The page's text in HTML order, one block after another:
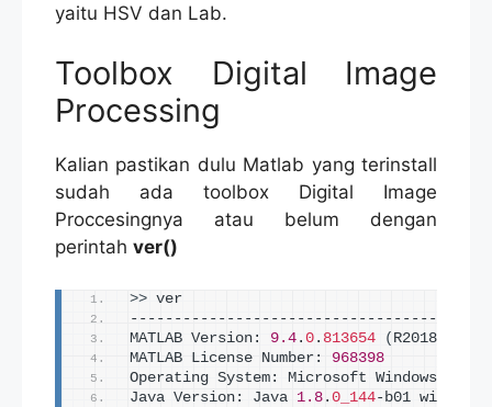
yaitu HSV dan Lab.
Toolbox Digital Image
Processing
Kalian pastikan dulu Matlab yang terinstall
sudah ada toolbox Digital Image
Proccesingnya atau belum dengan
perintah ver()
>> ver
MATLAB Version: 9.4 . 0 . 813654 ( R2018a
MATLAB License Number: 968398
Operating System: Microsoft Windows
Java Version: Java 1.8 . 0_144-b01 with